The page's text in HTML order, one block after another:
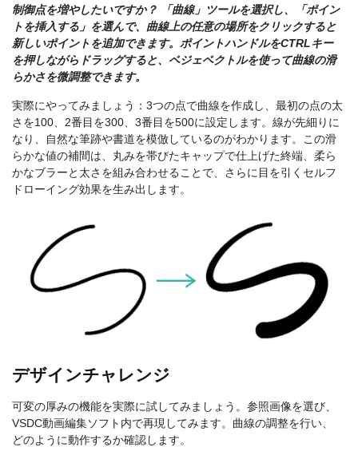
制御点を増やしたいですか？ 「曲線」ツールを選択し、「ポイン
トを挿入する」を選んで、曲線上の任意の場所をクリックすると
新しいポイントを追加できます。ポイントハンドルをCTRLキー
を押しながらドラッグすると、ベジェベクトルを使って曲線の滑
らかさを微調整できます。
実際にやってみましょう：3つの点で曲線を作成し、最初の点の太
さを100、2番目を300、3番目を500に設定します。線が先細りに
なり、自然な筆跡や書道を模倣しているのがわかります。この滑
らかな値の補間は、丸みを帯びたキャップで仕上げた終端、柔ら
かなブラーと太さを組み合わせることで、さらに目を引くセルフ
ドローイング効果を生み出します。
デザインチャレンジ
可変の厚みの機能を実際に試してみましょう。参照画像を選び、
VSDC動画編集ソフト内で再現してみます。曲線の調整を行い、
どのように動作するか確認します。